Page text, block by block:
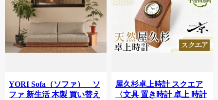
YORI Sofa（ソファ） ソ
ファ 新生活 木製 買い替え
屋久杉卓上時計 スクエア
〈文具 置き時計 卓上 時計